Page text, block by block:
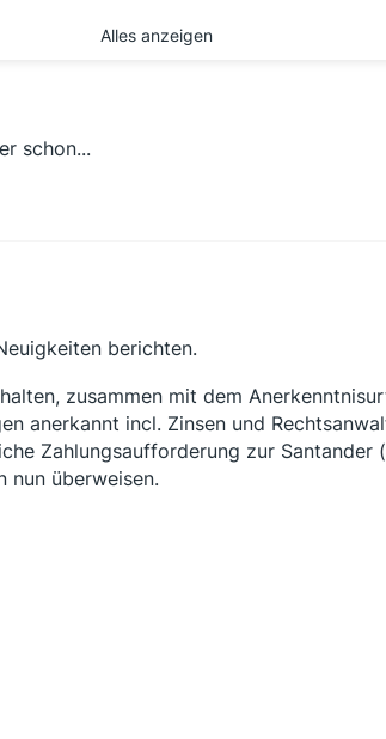
Entgelte gutgeschrieben werden. Wir
Alles anzeigen
schon...
berichten.
zusammen mit dem
anerkannt incl. Zinsen und
Zahlungsaufforderung zur Santander
nun überweisen.